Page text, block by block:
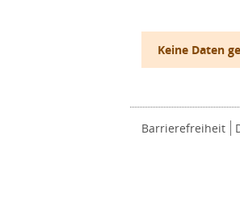
Keine Daten
Barrierefreiheit